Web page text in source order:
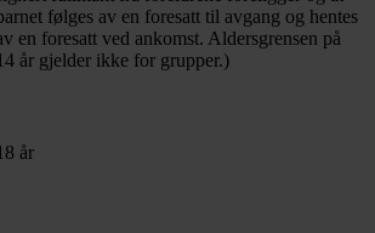
følges av en foresatt til avgang og hentes
en foresatt ved ankomst. Aldersgrensen på
år gjelder ikke for grupper.)
år